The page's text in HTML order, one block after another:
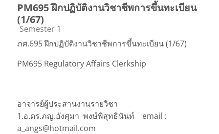
PM695 ฝึกปฏิบัติงานวิชาชีพการขึ้นทะเบียน
(1/67)
Course category
Semester 1
ภศ.695 ฝึกปฏิบัติงานวิชาชีพการขึ้นทะเบียน (1/67)
PM695 Regulatory Affairs Clerkship
อาจารย์ผู้ประสานงานรายวิชา
1.อ.ดร.ภญ.อังศุมา พงษ์พิสุทธินันท์
email :
a_angs@hotmail.com